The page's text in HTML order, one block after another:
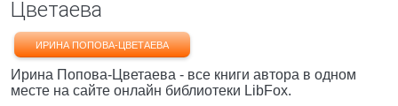
Цветаева
ИРИНА ПОПОВА-ЦВЕТАЕВА
Ирина Попова-Цветаева - все книги автора в одном
месте на сайте онлайн библиотеки LibFox.